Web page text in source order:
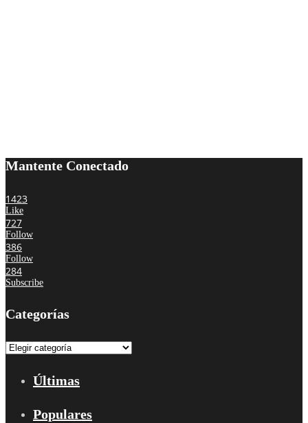
Mantente Conectado
1423
Like
727
Follow
386
Follow
284
Subscribe
Categorías
Categorías
Últimas
Populares